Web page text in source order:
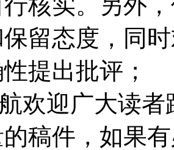
留态度，同
提出批评；
欢迎广大读
稿件，如果